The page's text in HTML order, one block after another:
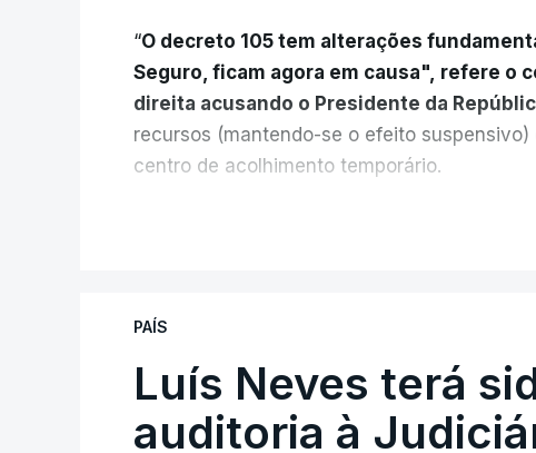
“O decreto 105 tem alterações
Seguro, ficam agora em causa", refere o
direita acusando o Presidente da
recursos (mantendo-se o efeito
centro de acolhimento temporário.
“Com esta acção de Seguro, sendo
pelas autoridades competentes”, referem.
“Isto é de uma enorme irresponsabilidade
PAÍS
Luís Neves terá
auditoria à